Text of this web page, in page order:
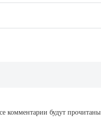
комментарии будут прочитаны